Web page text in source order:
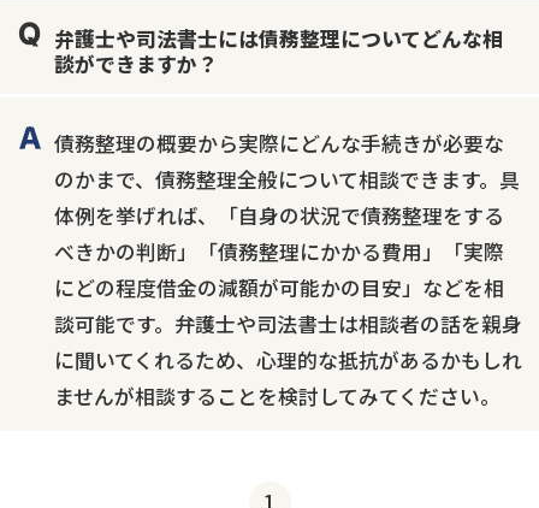
弁護士や司法書士には債務整理についてどんな相
談ができますか？
債務整理の概要から実際にどんな手続きが必要な
のかまで、債務整理全般について相談できます。具
体例を挙げれば、「自身の状況で債務整理をする
べきかの判断」「債務整理にかかる費用」「実際
にどの程度借金の減額が可能かの目安」などを相
談可能です。弁護士や司法書士は相談者の話を親身
に聞いてくれるため、心理的な抵抗があるかもしれ
ませんが相談することを検討してみてください。
1